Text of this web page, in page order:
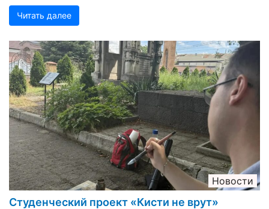
Читать далее
Новости
Студенческий проект «Кисти не врут»